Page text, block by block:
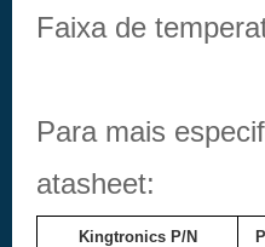
Faixa de
Para mais
atasheet:
Kingtronics P/N